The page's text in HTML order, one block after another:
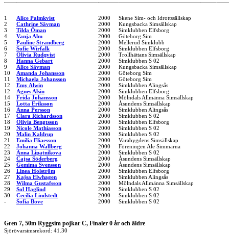
1 Alice Palmkvist 2000
Skene Sim- och Idrottssällskap
2
Cathrine Sävman 2000
Kungsbacka Simsällskap
3
Tilda Öman 2000
Simklubben Elfsborg
4
Vanja Alm 2000
Göteborg Sim
5
Pauline Strandberg 2000
Mellerud Simklubb
6
Sofie Wirfalk 2000
Simklubben Elfsborg
7
Olivia Rudqvist 2000
Trollhättans Simsällskap
8
Hanna Gebart 2000
Simklubben S 02
9
Alice Sävman 2000
Kungsbacka Simsällskap
10
Amanda Johansson 2000
Göteborg Sim
11
Michaela Johansson 2000
Göteborg Sim
12
Emy Alwin 2000
Simklubben Alingsås
12
Agnes Alsin 2000
Simklubben Elfsborg
14
Frida Johansson 2000
Mölndals Allmänna Simsällskap
15
Lotta Eriksson 2000
Åsundens Simsällskap
16
Anna Persson 2000
Simklubben Alingsås
17
Clara Richardsson 2000
Simklubben S 02
18
Olivia Bengtsson 2000
Simklubben Elfsborg
19
Nicole Mathiasson 2000
Simklubben S 02
20
Malin Kaldrup 2000
Simklubben S 02
21
Emilia Eliaesson 2000
Varabygdens Simsällskap
22
Johanna Wallberg 2000
Föreningen Ale Simmarna
23
Anna Lipatnikova 2000
Simklubben S 02
24
Cajsa Söderberg 2000
Åsundens Simsällskap
25
Gemima Svensson 2000
Åsundens Simsällskap
26
Linea Holström 2000
Simklubben Elfsborg
27
Kajsa Elwhagen 2000
Simklubben Alingsås
28
Wilma Gustafsson 2000
Mölndals Allmänna Simsällskap
29
Sol Haglind 2000
Simklubben S 02
30
Cecilia Lindstedt 2000
Simklubben S 02
-
Sofia Bove 2000 Simklubben S 02
Gren 7, 50m Ryggsim pojkar C, Finaler 0 år och äldre
Sjörövarsimsrekord: 41.30